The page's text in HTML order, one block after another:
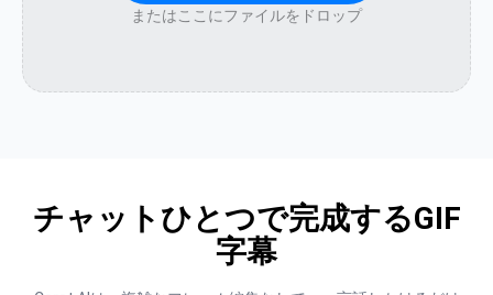
またはここにファイルをドロップ
チャットひとつで完成するGIF
字幕